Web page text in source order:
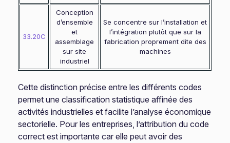
33.20C
Conception
d’ensemble
et
assemblage
sur site
industriel
Se concentre sur l’installation et
l’intégration plutôt que sur la
fabrication proprement dite des
machines
Cette distinction précise entre les différents codes
permet une classification statistique affinée des
activités industrielles et facilite l’analyse économique
sectorielle. Pour les entreprises, l’attribution du code
correct est importante car elle peut avoir des